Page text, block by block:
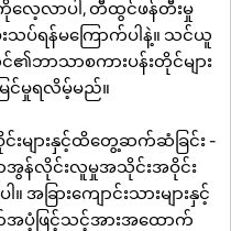
ကိုလေ့လာပါ, တီထွင်ဖန်တီးမှု
သပ်ရန်မကြောက်ပါနဲ့။ သင်ယူ
ဘာသာစကားပန်းတိုင်များ
ြင်မှုရလိမ့်မည်။
များနှင့်ထိတွေ့ဆက်ဆံခြင်း -
ာအွန်လိုင်းလူမှုအသိုင်းအဝိုင်း
ခြားကျောင်းသားများနှင့်
ပံ့ဖြင့်သင့်အားအထောက်